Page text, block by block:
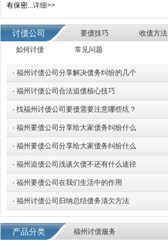
有保密...详细>>
讨债公司 要债技巧 收债方法
如何讨债
常见问题
· 福州讨债公司分享解决债务纠纷的几个
· 福州讨债公司合法追债核心技巧
· 找福州讨债公司要债需要注意哪些坑？
· 福州要债公司分享给大家债务纠纷什么
· 福州要债公司分享给大家债务纠纷什么
· 福州追债公司浅谈欠债不还有什么途径
· 福州要债公司在我们生活中的作用
· 福州讨债公司归纳总结债务清欠方法
产品分类 福州讨债服务